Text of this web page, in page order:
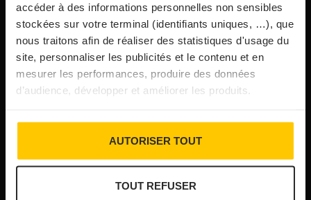
accéder à des informations personnelles non sensibles
stockées sur votre terminal (identifiants uniques, …), que
nous traitons afin de réaliser des statistiques d'usage du
site, personnaliser les publicités et le contenu et en
mesurer les performances, produire des données
d’audience, développer et améliorer les produits.
AUTORISER TOUT
TOUT REFUSER
31/07/2026
Brasserie Dupont : la bière saison, mais pas
que…
Incendies : l’aide d’urgence rehaussée à 8 000 €
pour les indépendants, l’autoroute A63 réouverte